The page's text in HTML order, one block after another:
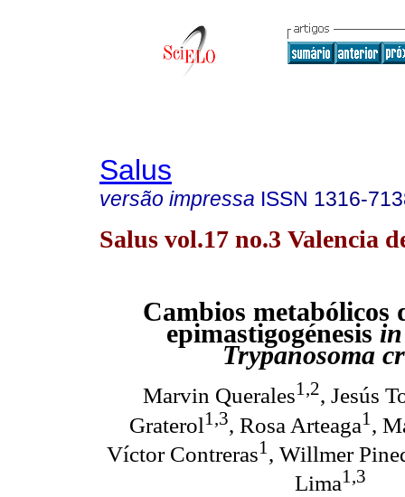
Salus
versão impressa ISSN 1316-
Salus vol.17 no.3 Valencia
Cambios metabólicos
epimastigogénesis
Trypanosoma
Marvin Querales1,2, Jesús
Graterol1,3, Rosa Arteaga1 ,
Víctor Contreras1 , Willmer
Lima1,3